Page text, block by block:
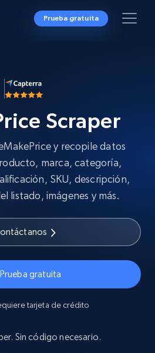
Prueba gratuita
Scraper
y recopile datos
marca, categoría,
SKU, descripción,
listado, imágenes y más.
Prueba gratuita
tarjeta de crédito
Sin código necesario.